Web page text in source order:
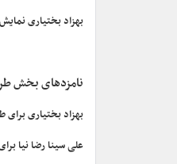
بهزاد بختیاری
نامزدهای بخش
بهزاد بختیاری
علی سینا رضا نیا